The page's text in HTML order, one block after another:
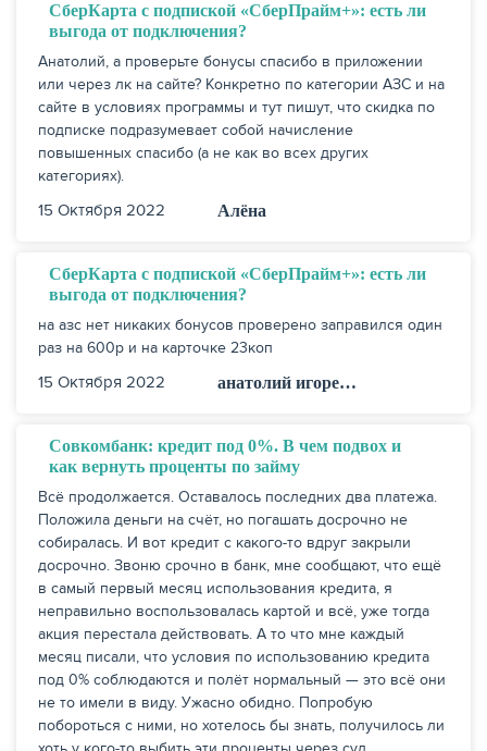
ЕЩЁ
ЖУРНАЛ
СберКарта с подпиской «СберПрайм+»: есть ли
выгода от подключения?
Анатолий, а проверьте бонусы спасибо в приложении
или через лк на сайте? Конкретно по категории АЗС и на
сайте в условиях программы и тут пишут, что скидка по
подписке подразумевает собой начисление
повышенных спасибо (а не как во всех других
категориях).
15 Октября 2022 Алёна
СберКарта с подпиской «СберПрайм+»: есть ли
выгода от подключения?
на азс нет никаких бонусов проверено заправился один
раз на 600р и на карточке 23коп
15 Октября 2022 анатолий игоре…
Совкомбанк: кредит под 0%. В чем подвох и
как вернуть проценты по займу
Всё продолжается. Оставалось последних два платежа.
Положила деньги на счёт, но погашать досрочно не
собиралась. И вот кредит с какого-то вдруг закрыли
досрочно. Звоню срочно в банк, мне сообщают, что ещё
в самый первый месяц использования кредита, я
неправильно воспользовалась картой и всё, уже тогда
акция перестала действовать. А то что мне каждый
месяц писали, что условия по использованию кредита
под 0% соблюдаются и полёт нормальный — это всё они
не то имели в виду. Ужасно обидно. Попробую
побороться с ними, но хотелось бы знать, получилось ли